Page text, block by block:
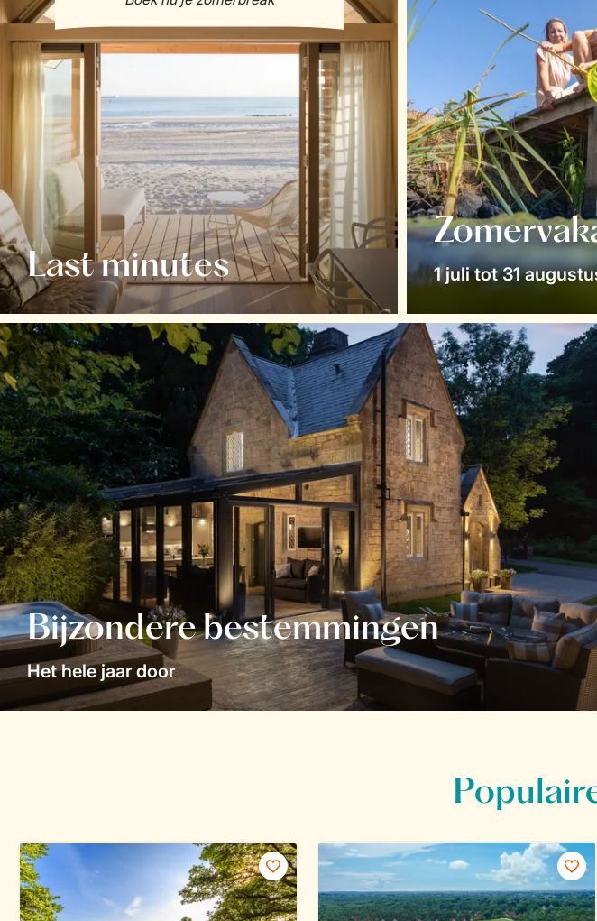
Last minutes 1 juli tot 31
Bijzondere bestemmingen
Het hele jaar door